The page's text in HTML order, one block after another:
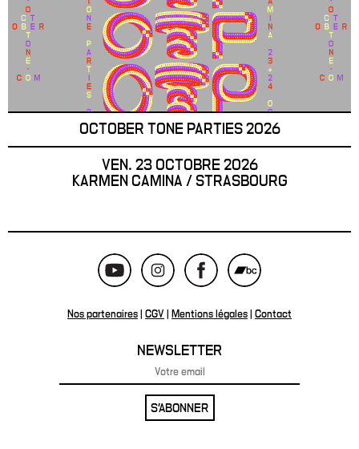
OCTOBER TONE PARTIES 2026
VEN. 23 OCTOBRE 2026
KARMEN CAMINA / STRASBOURG
Nos partenaires CGV Mentions légales Contact
NEWSLETTER
S'ABONNER